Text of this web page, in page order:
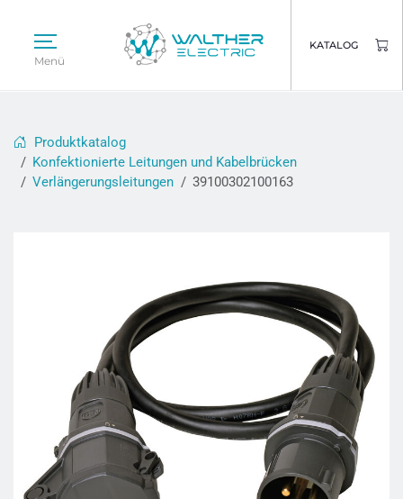
Menü
KATALOG
Produktkatalog
Konfektionierte Leitungen und Kabelbrücken
Verlängerungsleitungen
39100302100163